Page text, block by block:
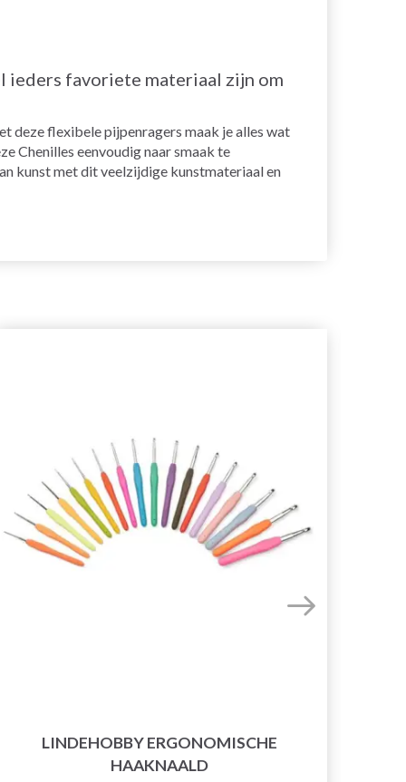
ieders favoriete materiaal zijn om
deze flexibele pijpenragers maak je alles wat
Chenilles eenvoudig naar smaak te
kunst met dit veelzijdige kunstmateriaal en
LINDEHOBBY ERGONOMISCHE
HAAKNAALD